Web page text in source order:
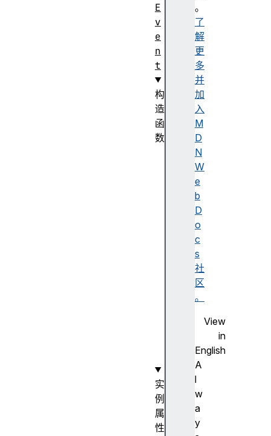
。
了
解
更
多
并
加
入
M
D
N
W
e
b
D
o
c
s
社
区
。
View
in
English
A
l
w
a
y
E
v
e
n
t
构
造
函
数
实
例
属
性